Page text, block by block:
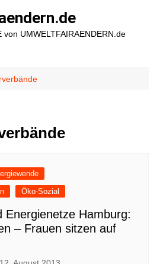
von UMWELTFAIRAENDERN.de
Öko-Sozial
Energienetze Hamburg:
– Frauen sitzen auf